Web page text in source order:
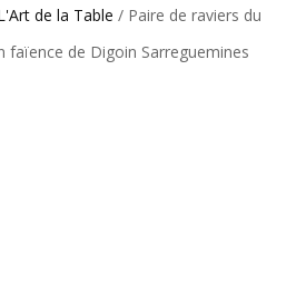
de la Table / Paire de raviers du
faïence de Digoin Sarreguemines